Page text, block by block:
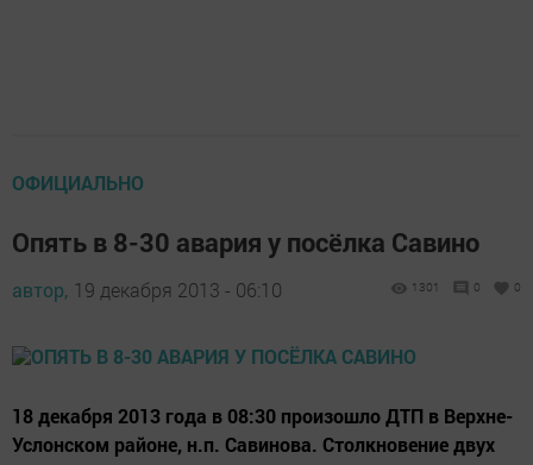
ОФИЦИАЛЬНО
Опять в 8-30 авария у посёлка Савино
автор, 19 декабря 2013 - 06:10 1301 0 0
18 декабря 2013 года в 08:30 произошло ДТП в Верхне-
Услонском районе, н.п. Савинова. Столкновение двух